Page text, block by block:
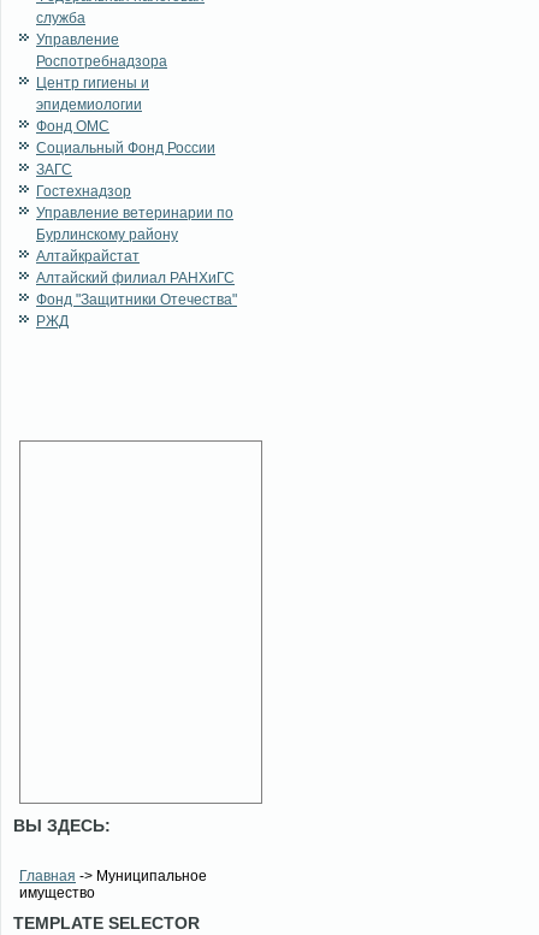
служба
Управление
Роспотребнадзора
Центр гигиены и
эпидемиологии
Фонд ОМС
Социальный Фонд России
ЗАГС
Гостехнадзор
Управление ветеринарии по
Бурлинскому району
Алтайкрайстат
Алтайский филиал РАНХиГС
Фонд "Защитники Отечества"
РЖД
ВЫ ЗДЕСЬ:
Главная -> Муниципальное
имущество
TEMPLATE SELECTOR